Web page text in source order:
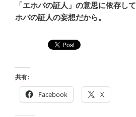
「エホバの証人」の意思に依存し
ホバの証人の妄想だから。
共有:
Facebook X